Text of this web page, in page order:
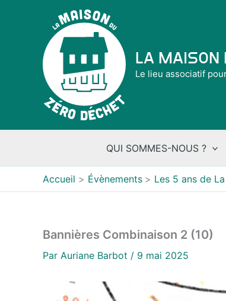
La
Le lieu associatif
QUI SOMMES-NOUS ?
Accueil Évènements Les 5 ans de
Bannières Combinaison 2 (10)
Par Auriane Barbot / 9 mai 2025